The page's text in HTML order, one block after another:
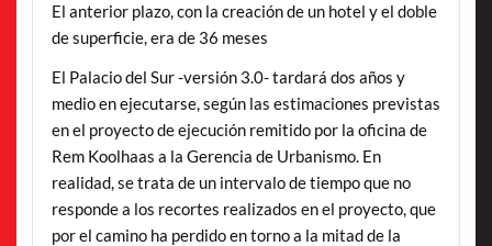
El anterior plazo, con la creación de un hotel y el doble
de superficie, era de 36 meses
El Palacio del Sur -versión 3.0- tardará dos años y
medio en ejecutarse, según las estimaciones previstas
en el proyecto de ejecución remitido por la oficina de
Rem Koolhaas a la Gerencia de Urbanismo. En
realidad, se trata de un intervalo de tiempo que no
responde a los recortes realizados en el proyecto, que
por el camino ha perdido en torno a la mitad de la